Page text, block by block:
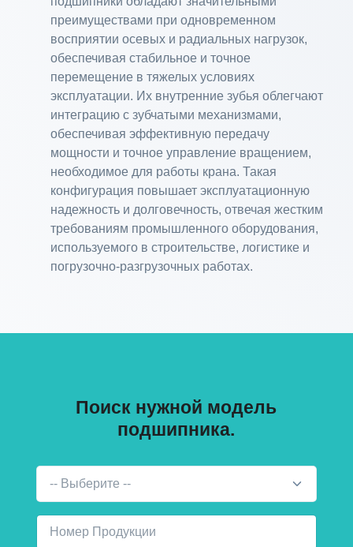
преимуществами при одновременном
восприятии осевых и радиальных нагрузок,
обеспечивая стабильное и точное
перемещение в тяжелых условиях
эксплуатации. Их внутренние зубья облегчают
интеграцию с зубчатыми механизмами,
обеспечивая эффективную передачу
мощности и точное управление вращением,
необходимое для работы крана. Такая
конфигурация повышает эксплуатационную
надежность и долговечность, отвечая жестким
требованиям промышленного оборудования,
используемого в строительстве, логистике и
погрузочно-разгрузочных работах.
Поиск нужной модель
подшипника.
-- Выберите --